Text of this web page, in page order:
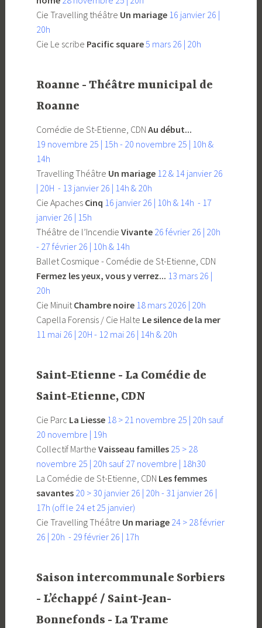
Cie Travelling théâtre Un mariage 16 janvier 26 |
20h
Cie Le scribe Pacific square5 mars 26 | 20h
Roanne - Théâtre municipal de
Roanne
Comédie de St-Etienne, CDN Au début...
19 novembre 25 | 15h - 20 novembre 25 | 10h &
14h
Travelling Théâtre Un mariage 12 & 14 janvier 26
| 20H - 13 janvier 26 | 14h & 20h
Cie Apaches Cinq 16 janvier 26 | 10h & 14h - 17
janvier 26 | 15h
Théâtre de l’Incendie Vivante 26 février 26 | 20h
- 27 février 26 | 10h & 14h
Ballet Cosmique - Comédie de St-Etienne, CDN
Fermez les yeux, vous y verrez... 13 mars 26 |
20h
Cie Minuit Chambre noire 18 mars 2026 | 20h
Capella Forensis / Cie Halte Le silence de la mer
11 mai 26 | 20H - 12 mai 26 | 14h & 20h
Saint-Etienne - La Comédie de
Saint-Etienne, CDN
Cie Parc La Liesse 18 > 21 novembre 25 | 20h sauf
20 novembre | 19h
Collectif Marthe Vaisseau familles 25 > 28
novembre 25 | 20h sauf 27 novembre | 18h30
La Comédie de St-Etienne, CDN Les femmes
savantes 20 > 30 janvier 26 | 20h - 31 janvier 26 |
17h (off le 24 et 25 janvier)
Cie Travelling Théâtre Un mariage 24 > 28 février
26 | 20h - 29 février 26 | 17h
Saison intercommunale Sorbiers
- L’échappé / Saint-Jean-
Bonnefonds - La Trame